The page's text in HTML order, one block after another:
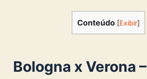
Conteúdo [Exibir]
Bologna x Verona